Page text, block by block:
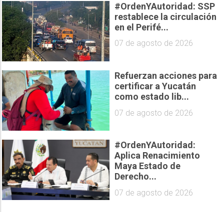
#OrdenYAutoridad: SSP
restablece la circulación
en el Perifé...
07 de agosto de 2026
Refuerzan acciones para
certificar a Yucatán
como estado lib...
07 de agosto de 2026
#OrdenYAutoridad:
Aplica Renacimiento
Maya Estado de
Derecho...
07 de agosto de 2026